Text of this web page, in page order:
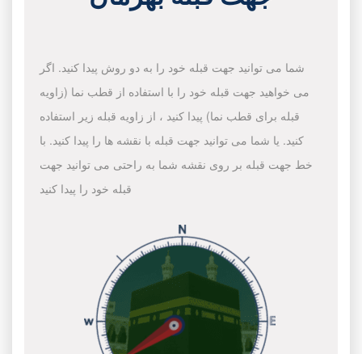
شما می توانید جهت قبله خود را به دو روش پیدا کنید. اگر
می خواهید جهت قبله خود را با استفاده از قطب نما (زاویه
قبله برای قطب نما) پیدا کنید ، از زاویه قبله زیر استفاده
کنید. یا شما می توانید جهت قبله با نقشه ها را پیدا کنید. با
خط جهت قبله بر روی نقشه شما به راحتی می توانید جهت
قبله خود را پیدا کنید